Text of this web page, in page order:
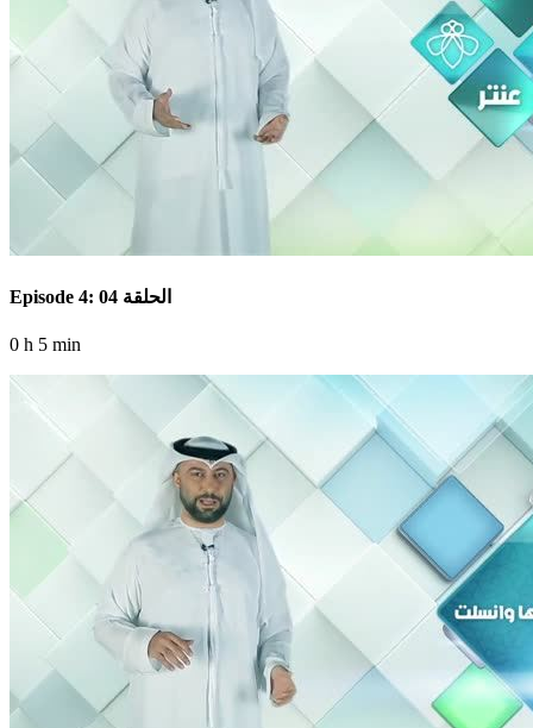
Episode 4: الحلقة 04
0 h 5 min